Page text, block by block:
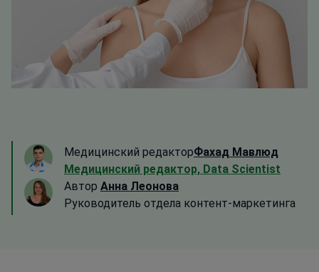
Медицинский редакторФахад Мавлюд
Медицинский редактор, Data Scientist
Автор Анна Леонова
Руководитель отдела контент-маркетинга